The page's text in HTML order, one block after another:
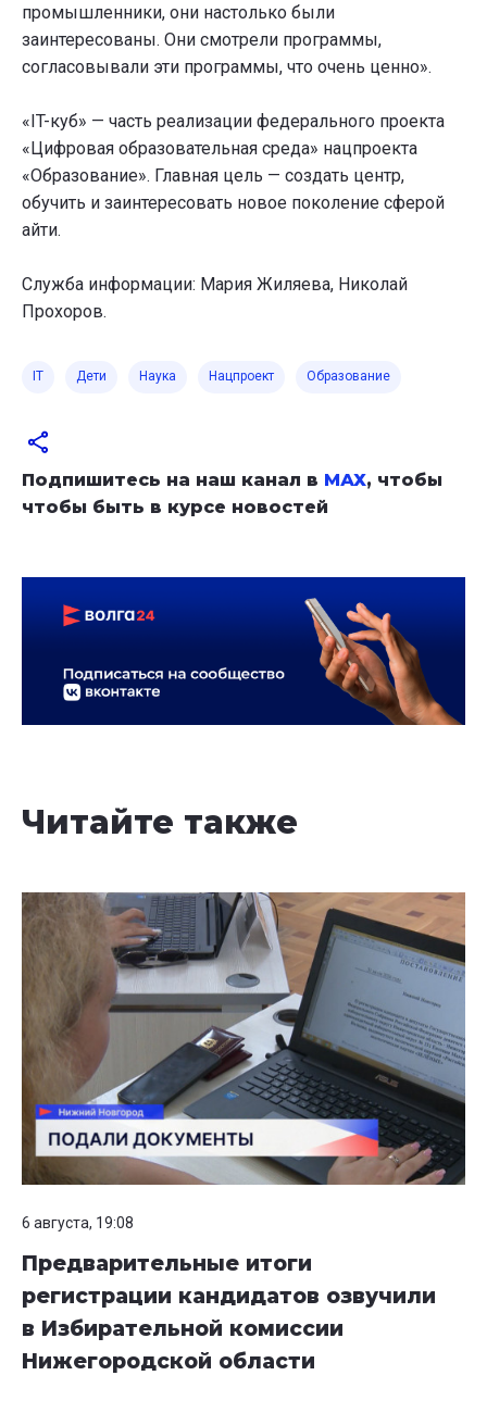
промышленники, они настолько были
заинтересованы. Они смотрели программы,
согласовывали эти программы, что очень ценно».
«IT-куб» — часть реализации федерального проекта
«Цифровая образовательная среда» нацпроекта
«Образование». Главная цель — создать центр,
обучить и заинтересовать новое поколение сферой
айти.
Служба информации: Мария Жиляева, Николай
Прохоров.
IT Дети Наука Нацпроект Образование
Подпишитесь на наш канал в МАХ, чтобы
чтобы быть в курсе новостей
Читайте также
6 августа, 19:08
Предварительные итоги
регистрации кандидатов озвучили
в Избирательной комиссии
Нижегородской области